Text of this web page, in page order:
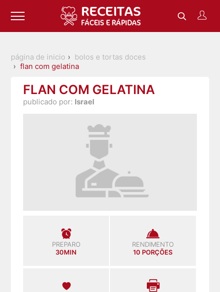
página de inicio
bolos e tortas doces
flan com gelatina
FLAN COM GELATINA
publicado por: Israel
PREPARO
30MIN
RENDIMENTO
10 PORÇÕES